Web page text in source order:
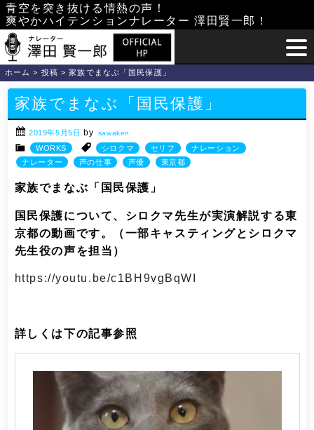
Skip
to
content
青空を突き抜ける情熱の声！
爽やかハイテンションナレーター 澤田賢一郎！
ホーム > 投稿 >家族でまなぶ「国民保護」
家族でまなぶ「国民保護」
2019年5月5日 by sawaken
WORKS シロクマ セリフ
ナレーション
ナレーター
声の仕事 声優 東京都
家族でまなぶ「国民保護」
国民保護について、シロクマ先生が実演解説する東
京都の動画です。（一部キャスティングとシロクマ
先生役の声を担当）
https://youtu.be/c1BH9vgBqWI
詳しくは下の記事参照